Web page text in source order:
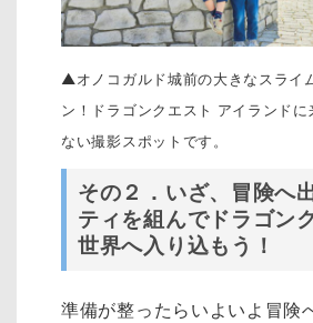
▲オノコガルド城前の大きなスライ
ン！ドラゴンクエスト アイランド
ない撮影スポットです。
その２．いざ、冒険へ
ティを組んでドラゴン
世界へ入り込もう！
準備が整ったらいよいよ冒険